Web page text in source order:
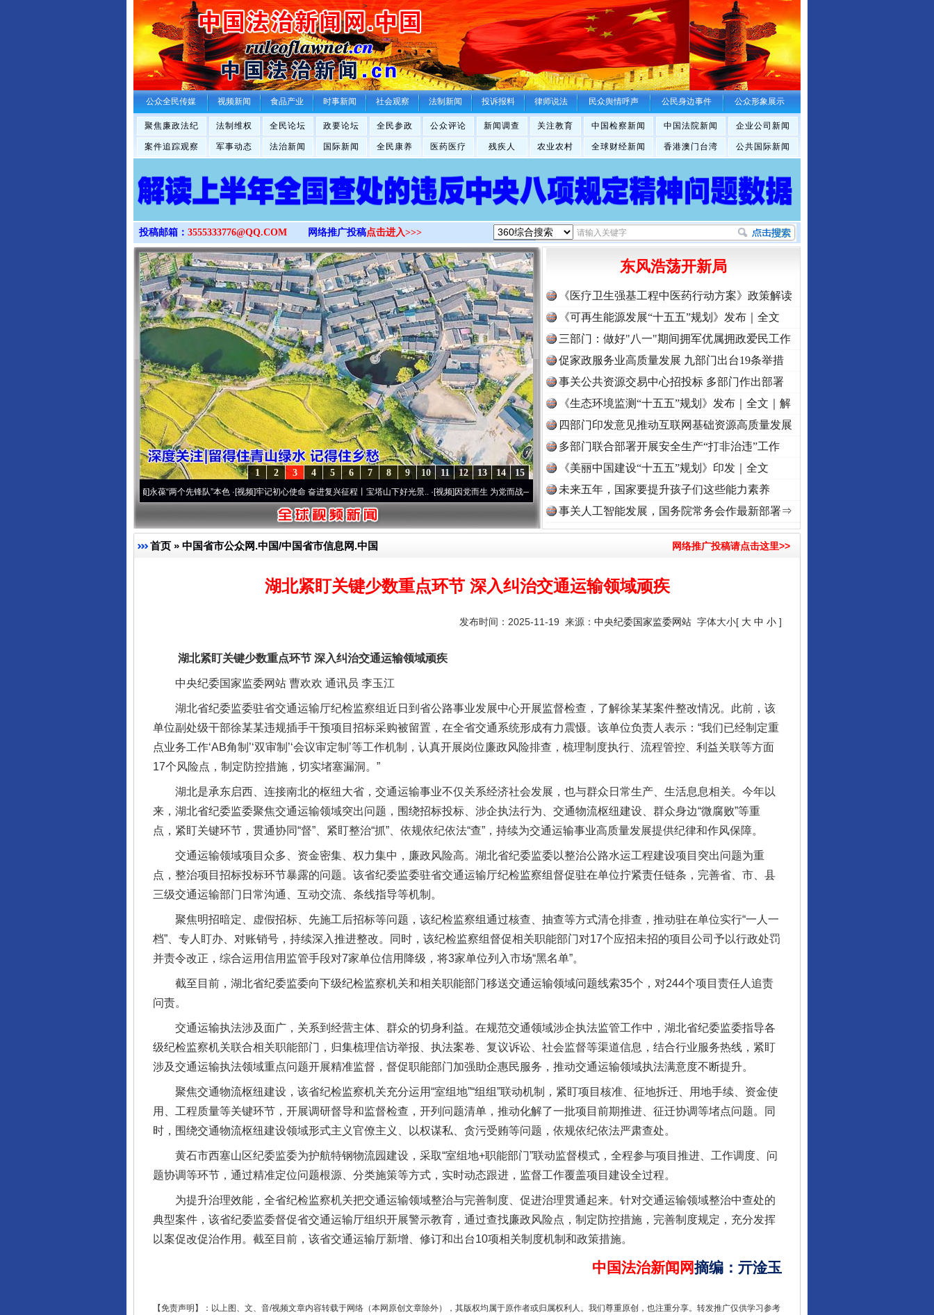
>
公众全民传媒 视频新闻 食品产业 时事新闻 社会观察 法制新闻 投诉报料 律师说法 民众舆情呼声 公民身边事件 公众形象展示
聚焦廉政法纪 法制维权 全民论坛 政要论坛 全民参政 公众评论 新闻调查 关注教育 中国检察新闻 中国法院新闻 企业公司新闻
案件追踪观察 军事动态 法治新闻 国际新闻 全民康养 医药医疗 残疾人 农业农村 全球财经新闻 香港澳门台湾 公共国际新闻
投稿邮箱： 3555333776@QQ.COM 网络推广投稿点击进入>>>
15
14
13
12
11
10
9
8
7
6
5
4
3
2
1
永葆“两个先锋队”本色·[视频]牢记初心使命 奋进复兴征程丨宝塔山下好光景..·[视频]因党而生 为党而战——百年“纪”事⑧加强纪律..·[视频] 牢记初心使命 奋进复兴征程丨“转折之城”激荡..
东风浩荡开新局
《医疗卫生强基工程中医药行动方案》政策解读
《可再生能源发展“十五五”规划》发布｜全文
三部门：做好"八一"期间拥军优属拥政爱民工作
促家政服务业高质量发展 九部门出台19条举措
事关公共资源交易中心招投标 多部门作出部署
《生态环境监测“十五五”规划》发布｜全文｜解
读
四部门印发意见推动互联网基础资源高质量发展
多部门联合部署开展安全生产“打非治违”工作
《美丽中国建设“十五五”规划》印发｜全文
未来五年，国家要提升孩子们这些能力素养
事关人工智能发展，国务院常务会作最新部署⇒
首页 » 中国省市公众网.中国/中国省市信息网.中国 网络推广投稿请点击这里>>
湖北紧盯关键少数重点环节 深入纠治交通运输领域顽疾
发布时间：2025-11-19 来源： 中央纪委国家监委网站 字体大小[ 大 中 小 ]
湖北紧盯关键少数重点环节 深入纠治交通运输领域顽疾
中央纪委国家监委网站 曹欢欢 通讯员 李玉江
湖北省纪委监委驻省交通运输厅纪检监察组近日到省公路事业发展中心开展监督检查，了解徐某某案件整改情况。此前，该
单位副处级干部徐某某违规插手干预项目招标采购被留置，在全省交通系统形成有力震慑。该单位负责人表示：“我们已经制定重
点业务工作‘AB角制’‘双审制’‘会议审定制’等工作机制，认真开展岗位廉政风险排查，梳理制度执行、流程管控、利益关联等方面
17个风险点，制定防控措施，切实堵塞漏洞。”
湖北是承东启西、连接南北的枢纽大省，交通运输事业不仅关系经济社会发展，也与群众日常生产、生活息息相关。今年以
来，湖北省纪委监委聚焦交通运输领域突出问题，围绕招标投标、涉企执法行为、交通物流枢纽建设、群众身边“微腐败”等重
点，紧盯关键环节，贯通协同“督”、紧盯整治“抓”、依规依纪依法“查”，持续为交通运输事业高质量发展提供纪律和作风保障。
交通运输领域项目众多、资金密集、权力集中，廉政风险高。湖北省纪委监委以整治公路水运工程建设项目突出问题为重
点，整治项目招标投标环节暴露的问题。该省纪委监委驻省交通运输厅纪检监察组督促驻在单位拧紧责任链条，完善省、市、县
三级交通运输部门日常沟通、互动交流、条线指导等机制。
聚焦明招暗定、虚假招标、先施工后招标等问题，该纪检监察组通过核查、抽查等方式清仓排查，推动驻在单位实行“一人一
档”、专人盯办、对账销号，持续深入推进整改。同时，该纪检监察组督促相关职能部门对17个应招未招的项目公司予以行政处罚
并责令改正，综合运用信用监管手段对7家单位信用降级，将3家单位列入市场“黑名单”。
截至目前，湖北省纪委监委向下级纪检监察机关和相关职能部门移送交通运输领域问题线索35个，对244个项目责任人追责
问责。
交通运输执法涉及面广，关系到经营主体、群众的切身利益。在规范交通领域涉企执法监管工作中，湖北省纪委监委指导各
级纪检监察机关联合相关职能部门，归集梳理信访举报、执法案卷、复议诉讼、社会监督等渠道信息，结合行业服务热线，紧盯
涉及交通运输执法领域重点问题开展精准监督，督促职能部门加强助企惠民服务，推动交通运输领域执法满意度不断提升。
聚焦交通物流枢纽建设，该省纪检监察机关充分运用“室组地”“组组”联动机制，紧盯项目核准、征地拆迁、用地手续、资金使
用、工程质量等关键环节，开展调研督导和监督检查，开列问题清单，推动化解了一批项目前期推进、征迁协调等堵点问题。同
时，围绕交通物流枢纽建设领域形式主义官僚主义、以权谋私、贪污受贿等问题，依规依纪依法严肃查处。
黄石市西塞山区纪委监委为护航特钢物流园建设，采取“室组地+职能部门”联动监督模式，全程参与项目推进、工作调度、问
题协调等环节，通过精准定位问题根源、分类施策等方式，实时动态跟进，监督工作覆盖项目建设全过程。
为提升治理效能，全省纪检监察机关把交通运输领域整治与完善制度、促进治理贯通起来。针对交通运输领域整治中查处的
典型案件，该省纪委监委督促省交通运输厅组织开展警示教育，通过查找廉政风险点，制定防控措施，完善制度规定，充分发挥
以案促改促治作用。截至目前，该省交通运输厅新增、修订和出台10项相关制度机制和政策措施。
中国法治新闻网摘编 ： 亓淦玉
【免责声明】：以上图、文、音/视频文章内容转载于网络（本网原创文章除外），其版权均属于原作者或归属权利人。我们尊重原创，也注重分享。转发推广仅供学习参考
完善运行机制助力责任有效落实 行业协会接连发公告 东山县通报“牛蛙产品抗生素超标问题”
法徽映军营 权益有保障 让核能赋能千行百业